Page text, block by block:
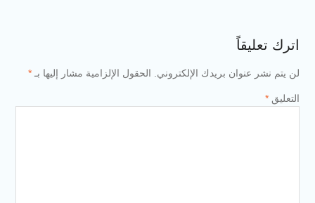
اترك تعليقاً
لن يتم نشر عنوان بريدك الإلكتروني. الحقول الإلزامية مشار إليها بـ *
التعليق *